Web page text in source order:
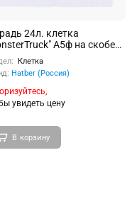
24л. клетка
А5ф на скобе
Клетка
Hatber (Россия)
увидеть цену
В корзину